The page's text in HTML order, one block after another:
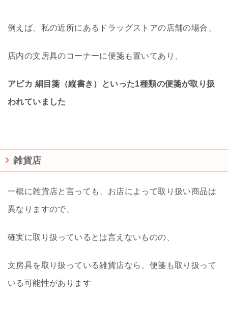
例えば、私の近所にあるドラッグストアの店舗の場合、
店内の文房具のコーナーに便箋も置いてあり、
アピカ 絹目箋（縦書き）といった1種類の便箋が取り扱
われていました
雑貨店
一概に雑貨店と言っても、お店によって取り扱い商品は
異なりますので、
確実に取り扱っているとは言えないものの、
文房具を取り扱っている雑貨店なら、便箋も取り扱って
いる可能性があります